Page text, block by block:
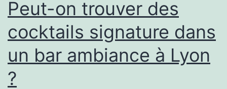
Peut-on trouver des
cocktails signature dans
un bar ambiance à Lyon
?